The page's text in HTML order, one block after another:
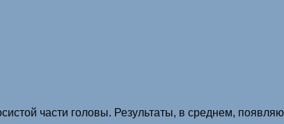
части головы. Результаты, в среднем,